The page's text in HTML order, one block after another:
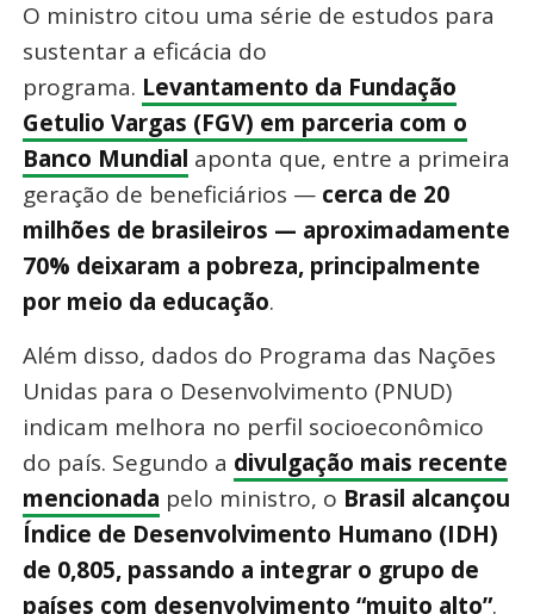
O ministro citou uma série de estudos para
sustentar a eficácia do
programa. Levantamento da Fundação
Getulio Vargas (FGV) em parceria com o
Banco Mundial aponta que, entre a primeira
geração de beneficiários — cerca de 20
milhões de brasileiros — aproximadamente
70% deixaram a pobreza, principalmente
por meio da educação.
Além disso, dados do Programa das Nações
Unidas para o Desenvolvimento (PNUD)
indicam melhora no perfil socioeconômico
do país. Segundo a divulgação mais recente
mencionada pelo ministro, o Brasil alcançou
Índice de Desenvolvimento Humano (IDH)
de 0,805, passando a integrar o grupo de
países com desenvolvimento “muito alto”.